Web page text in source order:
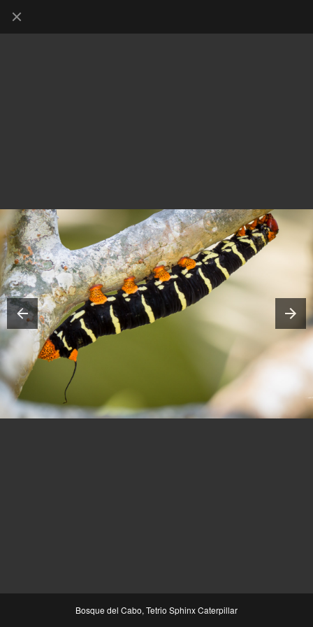
Bosque del Cabo, Tetrio Sphinx Caterpillar